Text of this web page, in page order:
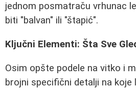
jednom posmatraču vrhunac
biti "balvan" ili "štapić".
Ključni Elementi: Šta Sve
Osim opšte podele na vitko i
brojni specifični detalji na koje